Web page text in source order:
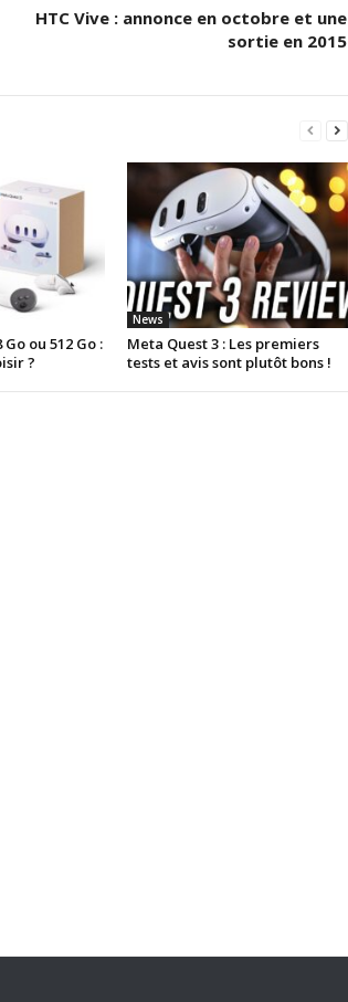
HTC Vive : annonce en octobre et une
sortie en 2015
ou 512 Go :
?
News
Meta Quest 3 : Les premiers
tests et avis sont plutôt bons !